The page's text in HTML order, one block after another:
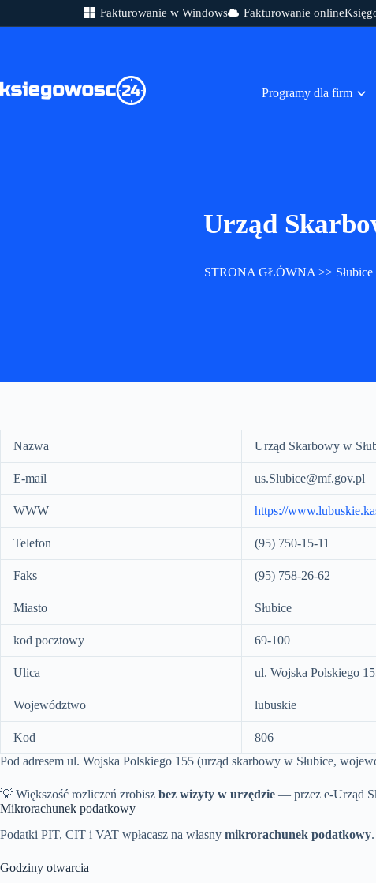
Fakturowanie w Windows Fakturowanie online
Programy dla firm
Urząd
STRONA GŁÓWNA >> Słubice
Nazwa Urząd Skarbowy w
E-mail us.Slubice@mf.gov.pl
WWW https://
Telefon (95) 750-15-11
Faks (95) 758-26-62
Miasto Słubice
kod pocztowy 69-100
Ulica ul. Wojska Polskiego
Województwo lubuskie
Kod
806
Pod adresem ul. Wojska Polskiego 155 (urząd skarbowy w Słubice,
💡 Większość rozliczeń zrobisz bez wizyty w urzędzie — przez e-Urząd
Mikrorachunek podatkowy
Podatki PIT, CIT i VAT wpłacasz na własny mikrorachunek podatkowy
Godziny otwarcia